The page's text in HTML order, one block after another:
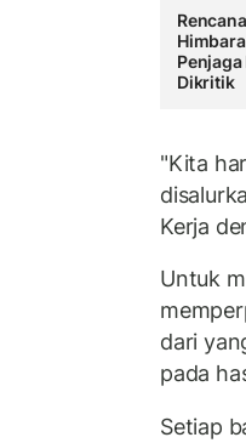
Dikritik
"Kita
Kerja
Untuk
dari
pada
Setiap